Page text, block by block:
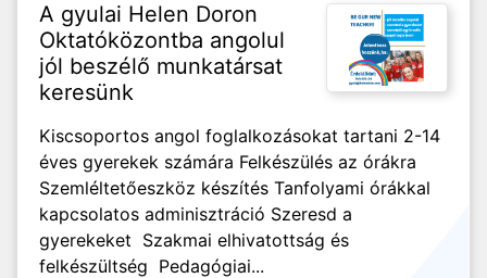
A gyulai Helen Doron
Oktatóközontba angolul
jól beszélő munkatársat
keresünk
Kiscsoportos angol foglalkozásokat tartani 2-14
éves gyerekek számára Felkészülés az órákra
Szemléltetőeszköz készítés Tanfolyami órákkal
kapcsolatos adminisztráció Szeresd a
gyerekeket Szakmai elhivatottság és
felkészültség Pedagógiai...